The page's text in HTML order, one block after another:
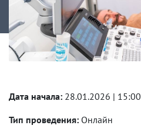
Дата начала:
28.01.2026 | 15:00
Тип проведения: Онлайн